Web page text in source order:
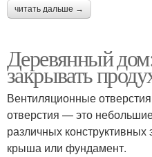
читать дальше →
Деревянный
закрывать
Вентиляционные
отверстия — это
различных конструктивных
крыша или фундамент.